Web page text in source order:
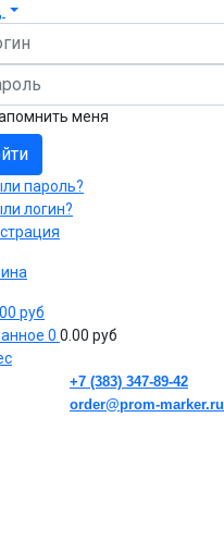
меня
пароль?
логин?
руб
0 0.00 руб
+7 (383) 347-89-42
order@prom-marker.ru